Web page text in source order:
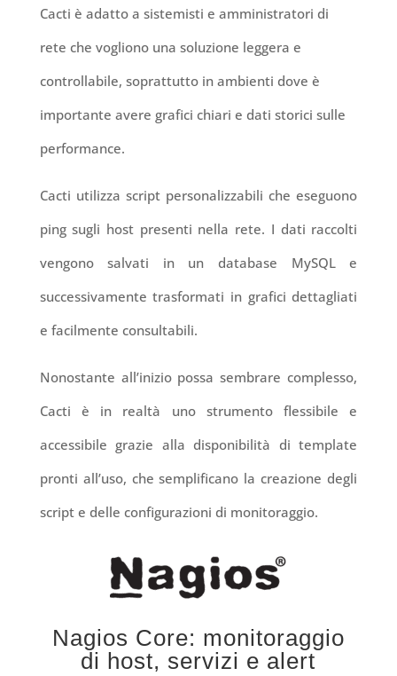
Cacti è adatto a sistemisti e amministratori di
rete che vogliono una soluzione leggera e
controllabile, soprattutto in ambienti dove è
importante avere grafici chiari e dati storici sulle
performance.
Cacti utilizza script personalizzabili che eseguono
ping sugli host presenti nella rete. I dati raccolti
vengono salvati in un database MySQL e
successivamente trasformati in grafici dettagliati
e facilmente consultabili.
Nonostante all’inizio possa sembrare complesso,
Cacti è in realtà uno strumento flessibile e
accessibile grazie alla disponibilità di template
pronti all’uso, che semplificano la creazione degli
script e delle configurazioni di monitoraggio.
Nagios Core: monitoraggio
di host, servizi e alert